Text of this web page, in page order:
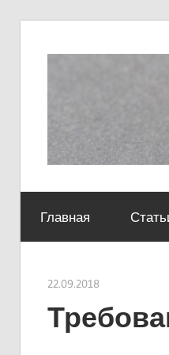
юридический
центр
Главная
22.09.2018Евгений